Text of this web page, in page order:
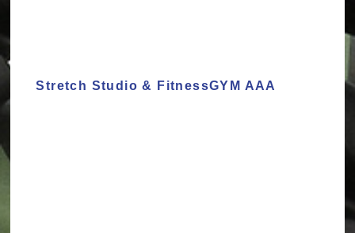
Stretch Studio & FitnessGYM AAA